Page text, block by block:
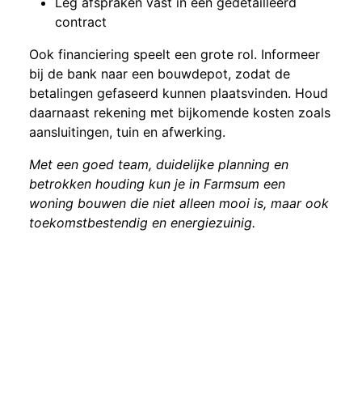
contract
Ook financiering speelt een grote rol. Informeer
bij de bank naar een bouwdepot, zodat de
betalingen gefaseerd kunnen plaatsvinden. Houd
daarnaast rekening met bijkomende kosten zoals
aansluitingen, tuin en afwerking.
Met een goed team, duidelijke planning en
betrokken houding kun je in Farmsum een
woning bouwen die niet alleen mooi is, maar ook
toekomstbestendig en energiezuinig.